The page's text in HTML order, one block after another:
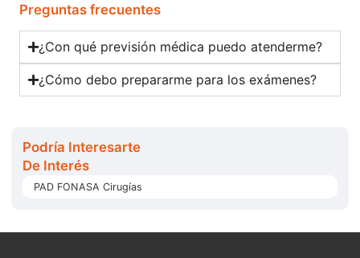
Preguntas frecuentes
¿Con qué previsión médica puedo atenderme?
¿Cómo debo prepararme para los exámenes?
Podría Interesarte
De Interés
PAD FONASA Cirugías